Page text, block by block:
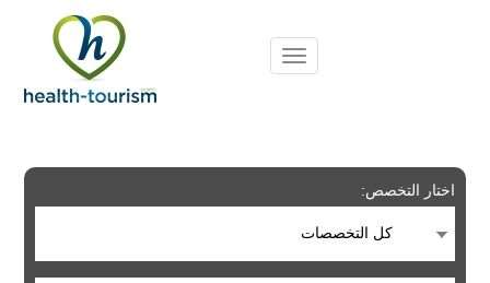
includes
system.
اختار التخصص:
كل التخصصات